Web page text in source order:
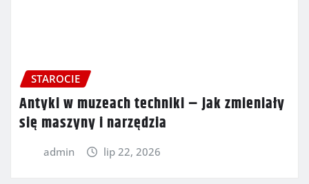
STAROCIE
Antyki w muzeach techniki – jak zmieniały
się maszyny i narzędzia
admin lip 22, 2026